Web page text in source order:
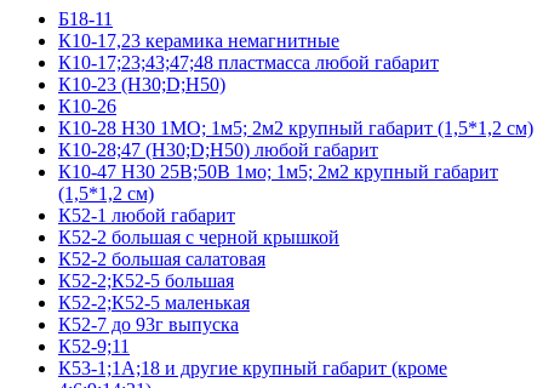
Б18-11
К10-17,23 керамика немагнитные
К10-17;23;43;47;48 пластмасса любой габарит
К10-23 (Н30;D;Н50)
К10-26
К10-28 Н30 1МО; 1м5; 2м2 крупный габарит (1,5*1,2 см)
К10-28;47 (Н30;D;Н50) любой габарит
К10-47 Н30 25В;50В 1мо; 1м5; 2м2 крупный габарит
(1,5*1,2 см)
К52-1 любой габарит
К52-2 большая с черной крышкой
К52-2 большая салатовая
К52-2;К52-5 большая
К52-2;К52-5 маленькая
К52-7 до 93г выпуска
К52-9;11
К53-1;1А;18 и другие крупный габарит (кроме